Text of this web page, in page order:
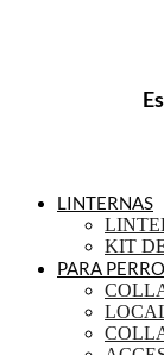
LINTERNAS
KIT
PARA